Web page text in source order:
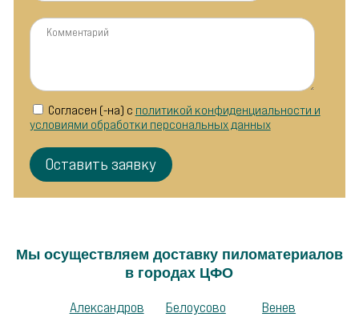
Согласен (-на) с политикой конфиденциальности и
условиями обработки персональных данных
Мы осуществляем доставку пиломатериалов
в городах ЦФО
Александров
Белоусово
Венев